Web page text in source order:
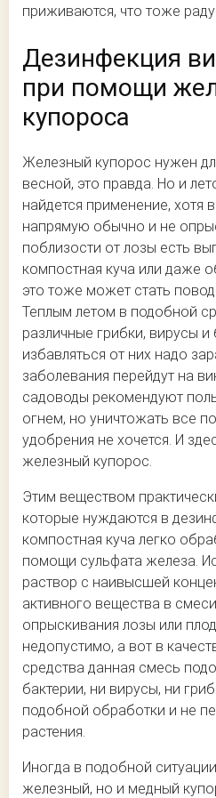
приживаются, что тоже
Дезинфекция
при помощи
купороса
Железный купорос нужен
весной, это правда. Но и
найдется применение, хотя
напрямую обычно и не
поблизости от лозы есть
компостная куча или даже
это тоже может стать
Теплым летом в подобной
различные грибки, вирусы и
избавляться от них надо
заболевания перейдут на
садоводы рекомендуют
огнем, но уничтожать все
удобрения не хочется. И
железный купорос.
Этим веществом
которые нуждаются в
компостная куча легко
помощи сульфата железа.
раствор с наивысшей
активного вещества в
опрыскивания лозы или
недопустимо, а вот в
средства данная смесь
бактерии, ни вирусы, ни
подобной обработки и не
растения.
Иногда в подобной
железный, но и медный